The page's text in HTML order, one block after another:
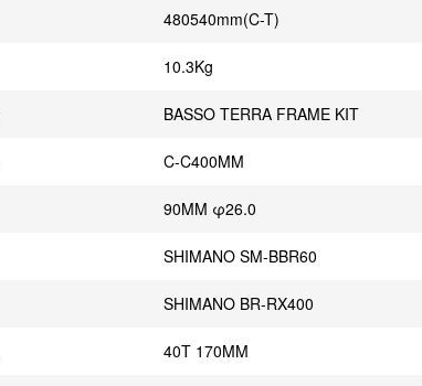
480540mm(C-T)
10.3Kg
BASSO TERRA FRAME KIT
C-C400MM
90MM φ26.0
SHIMANO SM-BBR60
SHIMANO BR-RX400
40T 170MM